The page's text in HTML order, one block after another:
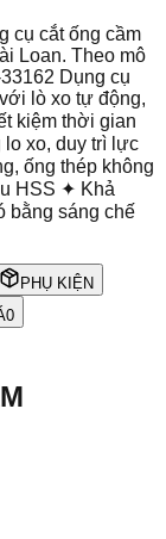
cụ cắt ống cầm
Loan. Theo mô
Dụng cụ
lò xo tự động,
kiệm thời gian
xo, duy trì lực
ống thép không
HSS ✦ Khả
bằng sáng chế
PHỤ KIỆN
0